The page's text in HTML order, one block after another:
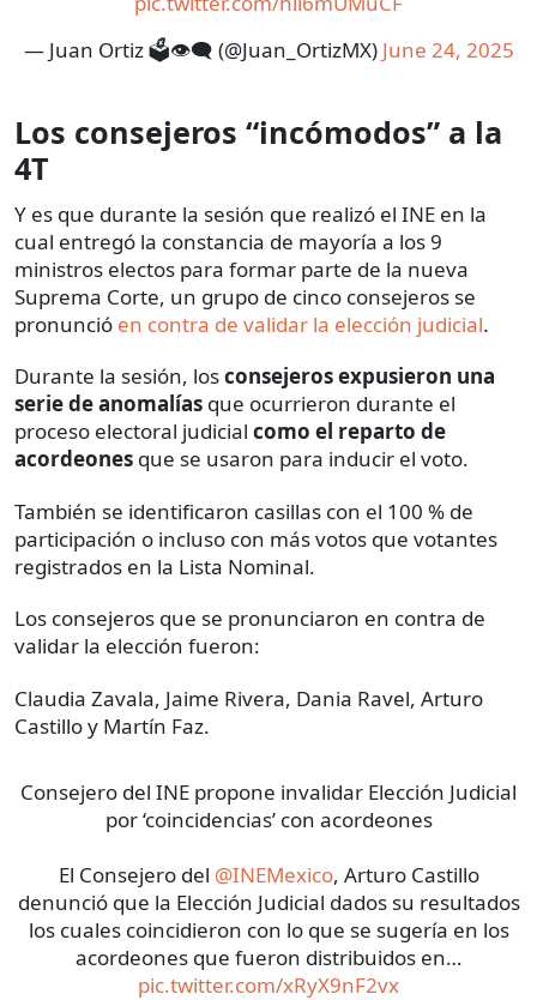
— Juan Ortiz 🗳️👁‍🗨 (@Juan_OrtizMX) June 24, 2025
Los consejeros “incómodos” a la
4T
Y es que durante la sesión que realizó el INE en la
cual entregó la constancia de mayoría a los 9
ministros electos para formar parte de la nueva
Suprema Corte, un grupo de cinco consejeros se
pronunció en contra de validar la elección judicial.
Durante la sesión, losconsejeros expusieron una
serie de anomalías que ocurrieron durante el
proceso electoral judicial como el reparto de
acordeones que se usaron para inducir el voto.
También se identificaron casillas con el 100 % de
participación o incluso con más votos que votantes
registrados en la Lista Nominal.
Los consejeros que se pronunciaron en contra de
validar la elección fueron:
Claudia Zavala, Jaime Rivera, Dania Ravel, Arturo
Castillo y Martín Faz.
Consejero del INE propone invalidar Elección Judicial
por ‘coincidencias’ con acordeones
El Consejero del @INEMexico, Arturo Castillo
denunció que la Elección Judicial dados su resultados
los cuales coincidieron con lo que se sugería en los
acordeones que fueron distribuidos en…
pic.twitter.com/xRyX9nF2vx